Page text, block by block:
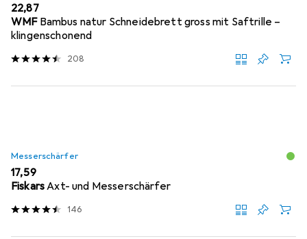
EUR
22,87
WMF Bambus natur Schneidebrett gross mit Saftrille –
klingenschonend
208
Messerschärfer
EUR
17,59
FiskarsAxt- und Messerschärfer
146